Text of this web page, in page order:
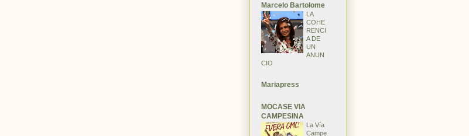
Marcelo Bartolome
LA
COHE
RENCI
A DE
UN
ANUN
CIO
Mariapress
MOCASE VIA
CAMPESINA
La Vía
Campe